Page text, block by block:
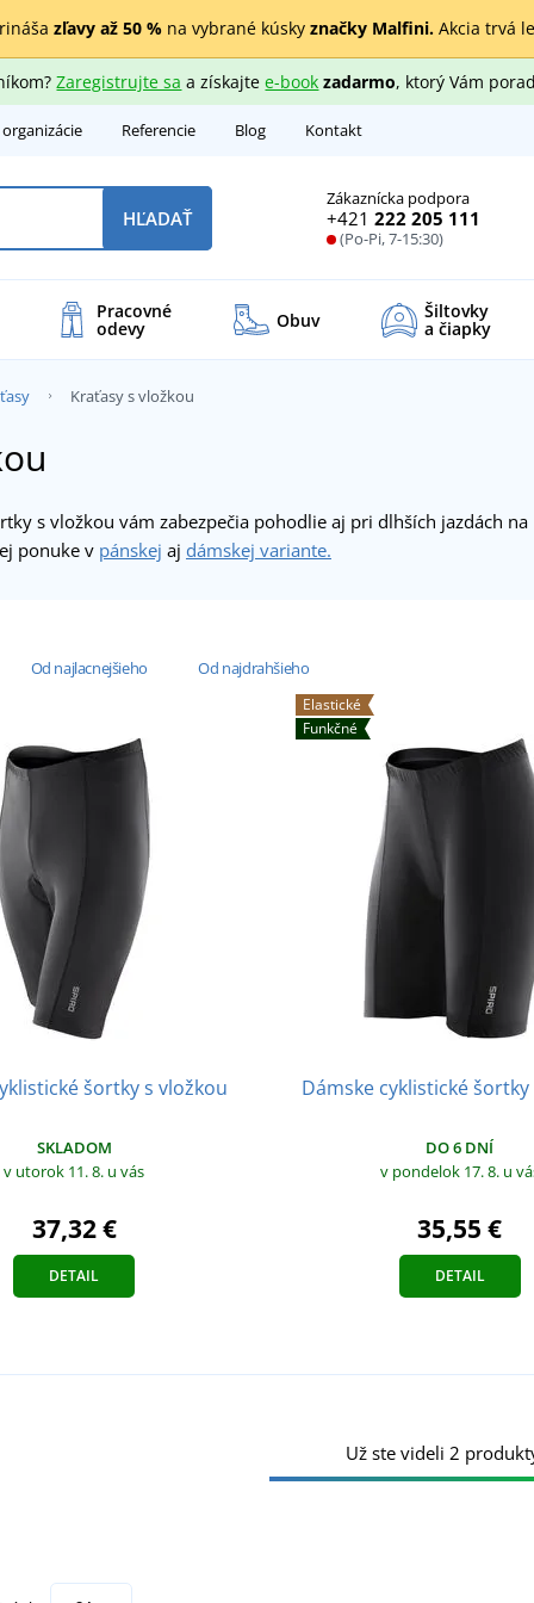
zľavy až 50 %na vybrané kúsky značky Malfini.Akcia trvá
Zaregistrujte sa a získajtee-book zadarmo, ktorý Vám
Referencie Blog Kontakt
Zákaznícka podpora
+421 222 205 111
(Po-Pi, 7-15:30)
HĽADAŤ
Pracovné
odevy Obuv Šiltovky
a čiapky
Kraťasy s vložkou
s vložkou vám zabezpečia pohodlie aj pri dlhších jazdách
ponuke v pánskej aj dámskej variante.
Od najlacnejšieho Od najdrahšieho
šortky s vložkou
SKLADOM
v utorok 11. 8. u vás
37,32 €
DETAIL
Elastické
Funkčné
Dámske cyklistické
DO 6 DNÍ
v pondelok 17. 8. u
35,55 €
DETAIL
Už ste videli 2